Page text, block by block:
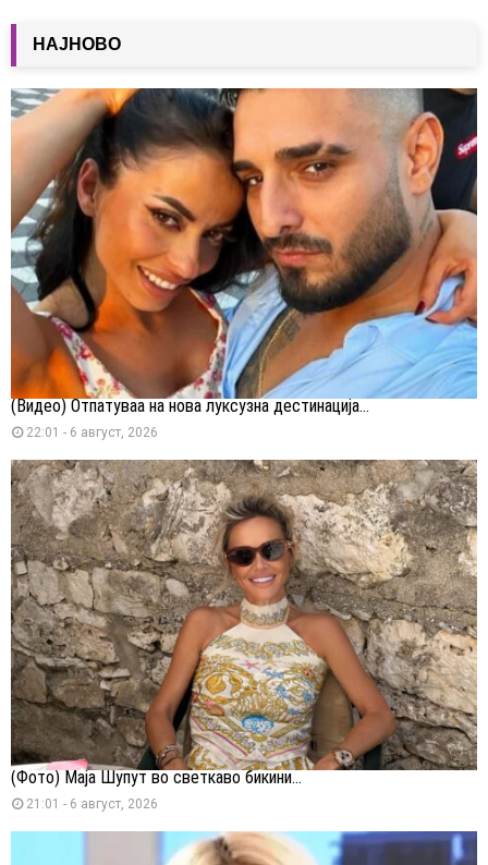
НАЈНОВО
(Видео) Отпатуваа на нова луксузна дестинација...
22:01 - 6 август, 2026
(Фото) Маја Шупут во светкаво бикини...
21:01 - 6 август, 2026